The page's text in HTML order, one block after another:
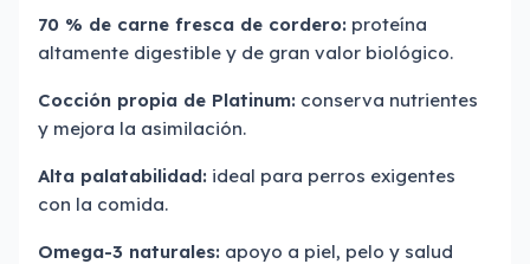
70 % de carne fresca de cordero: proteína
altamente digestible y de gran valor biológico.
Cocción propia de Platinum: conserva nutrientes
y mejora la asimilación.
Alta palatabilidad: ideal para perros exigentes
con la comida.
Omega-3 naturales: apoyo a piel, pelo y salud